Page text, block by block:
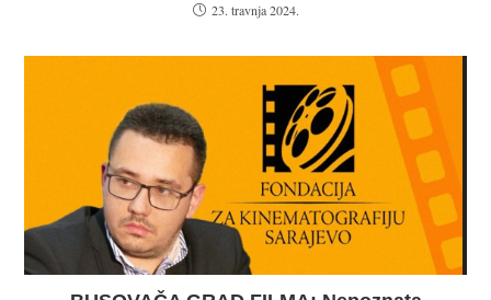
23. travnja 2024.